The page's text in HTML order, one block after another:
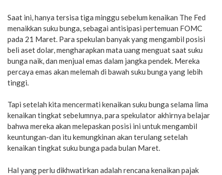
Saat ini, hanya tersisa tiga minggu sebelum kenaikan The Fed
menaikkan suku bunga, sebagai antisipasi pertemuan FOMC
pada 21 Maret. Para spekulan banyak yang mengambil posisi
beli aset dolar, mengharapkan mata uang menguat saat suku
bunga naik, dan menjual emas dalam jangka pendek. Mereka
percaya emas akan melemah di bawah suku bunga yang lebih
tinggi.
Tapi setelah kita mencermati kenaikan suku bunga selama lima
kenaikan tingkat sebelumnya, para spekulator akhirnya belajar
bahwa mereka akan melepaskan posisi ini untuk mengambil
keuntungan-dan itu kemungkinan akan terulang setelah
kenaikan tingkat suku bunga pada bulan Maret.
Hal yang perlu dikhwatirkan adalah rencana kenaikan pajak